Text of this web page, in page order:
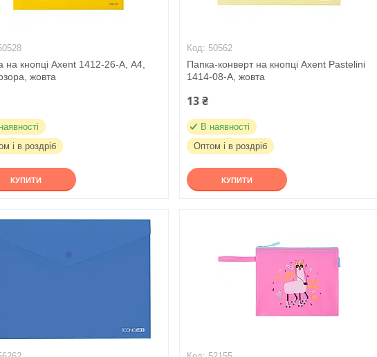
на кнопці Axent 1412-26-A, А4,
жовта
і в роздріб
КУПИТИ
50562
Папка-конверт на кнопці Axent Pastelini
1414-08-A, жовта
13 ₴
В наявності
Оптом і в роздріб
КУПИТИ